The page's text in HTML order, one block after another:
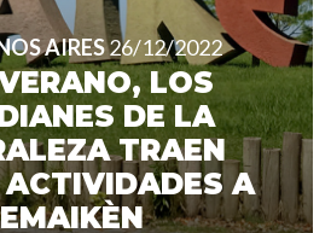
AIRES26/12/2022
LOS
DE LA
TRAEN
A